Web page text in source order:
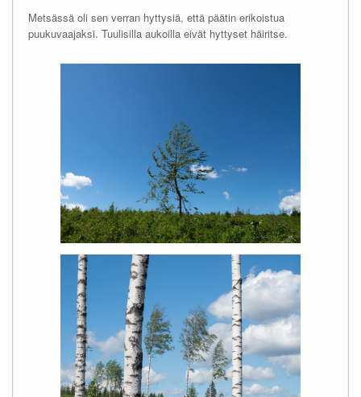
Metsässä oli sen verran hyttysiä, että päätin erikoistua
puukuvaajaksi. Tuulisilla aukoilla eivät hyttyset häiritse.